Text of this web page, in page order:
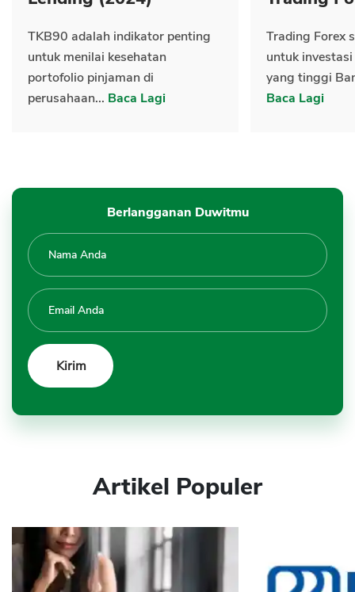
TKB90 adalah indikator penting
untuk menilai kesehatan
portofolio pinjaman di
perusahaan... Baca Lagi
Trading Forex
untuk
yang tinggi
Baca Lagi
Berlangganan Duwitmu
Artikel Populer